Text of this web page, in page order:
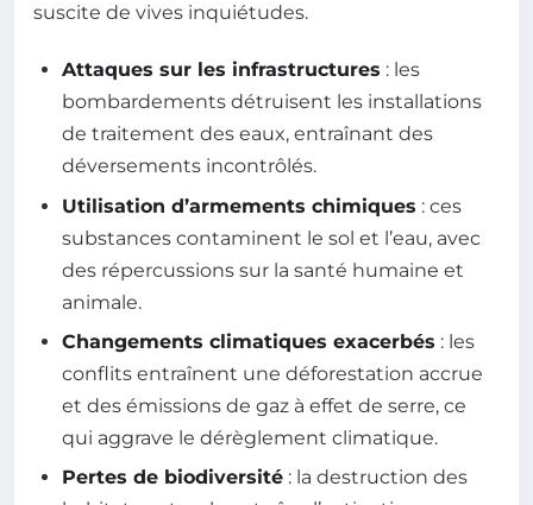
suscite de vives inquiétudes.
Attaques sur les infrastructures : les
bombardements détruisent les installations
de traitement des eaux, entraînant des
déversements incontrôlés.
Utilisation d’armements chimiques : ces
substances contaminent le sol et l’eau, avec
des répercussions sur la santé humaine et
animale.
Changements climatiques exacerbés : les
conflits entraînent une déforestation accrue
et des émissions de gaz à effet de serre, ce
qui aggrave le dérèglement climatique.
Pertes de biodiversité : la destruction des